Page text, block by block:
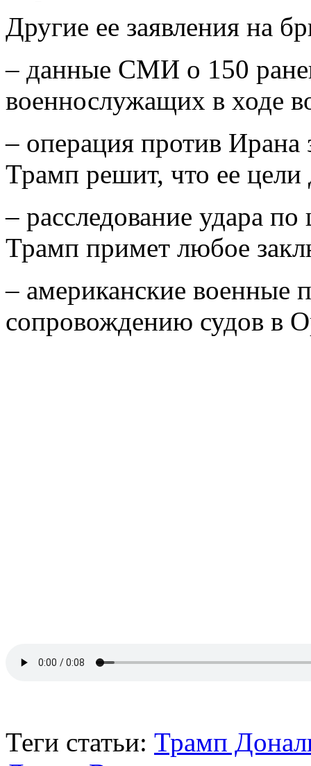
Другие ее заявления на
– данные СМИ о 150
военнослужащих в ходе
– операция против Ирана
Трамп решит, что ее цели
– расследование удара
Трамп примет любое
– американские военные
сопровождению судов в
Теги статьи: Трамп